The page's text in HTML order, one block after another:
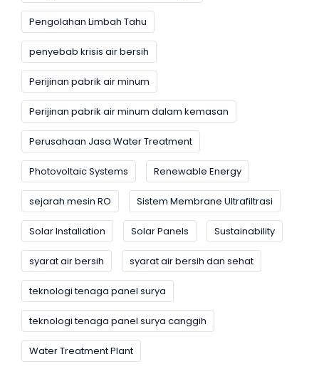
Pengolahan Limbah Tahu
penyebab krisis air bersih
Perijinan pabrik air minum
Perijinan pabrik air minum dalam kemasan
Perusahaan Jasa Water Treatment
Photovoltaic Systems Renewable Energy
sejarah mesin RO Sistem Membrane Ultrafiltrasi
Solar Installation Solar Panels Sustainability
syarat air bersih syarat air bersih dan sehat
teknologi tenaga panel surya
teknologi tenaga panel surya canggih
Water Treatment Plant